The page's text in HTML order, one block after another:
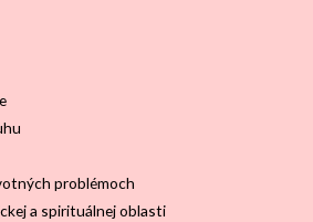
problémoch
a spirituálnej oblasti